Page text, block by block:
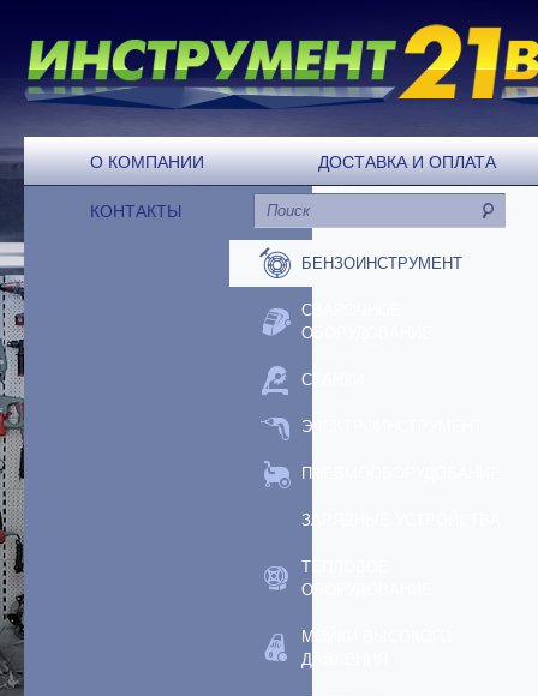
О КОМПАНИИ ДОСТАВКА И ОПЛАТА
КОНТАКТЫ
БЕНЗОИНСТРУМЕНТ
СВАРОЧНОЕ
ОБОРУДОВАНИЕ
СТАНКИ
ЭЛЕКТРОИНСТРУМЕНТ
ПНЕВМООБОРУДОВАНИЕ
ЗАРЯДНЫЕ УСТРОЙСТВА
ТЕПЛОВОЕ
ОБОРУДОВАНИЕ
МОЙКИ ВЫСОКОГО
ДАВЛЕНИЯ